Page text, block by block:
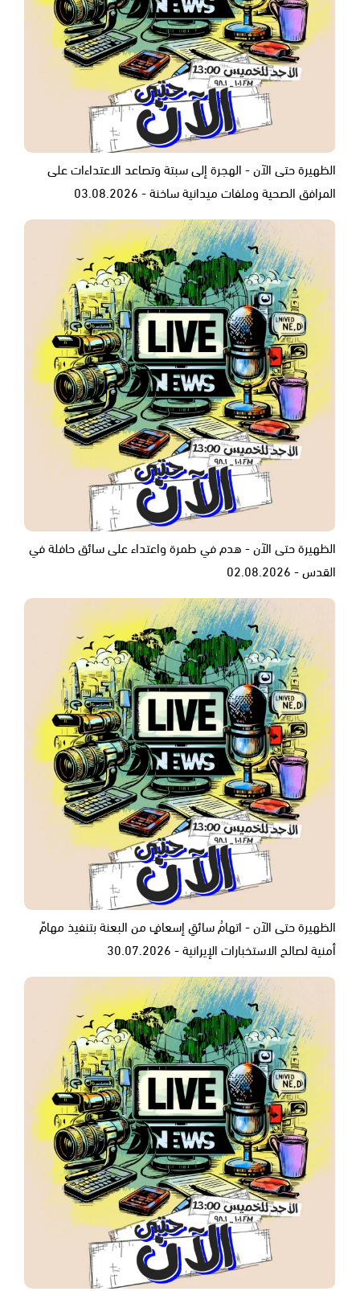
الظهيرة حتى الآن - الهجرة إلى سبتة وتصاعد الاعتداءات على
المرافق الصحية وملفات ميدانية ساخنة - 03.08.2026
الظهيرة حتى الآن - هدم في طمرة واعتداء على سائق حافلة في
القدس - 02.08.2026
الظهيرة حتى الآن - اتهامُ سائقِ إسعافٍ من البعنة بتنفيذ مهامّ
أمنية لصالح الاستخبارات الإيرانية - 30.07.2026